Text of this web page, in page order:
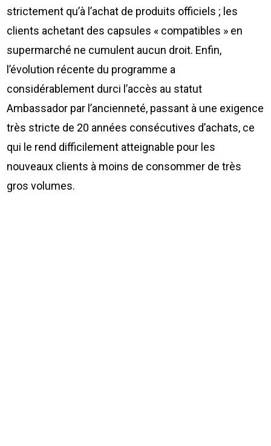
strictement qu’à l’achat de produits officiels ; les
clients achetant des capsules « compatibles » en
supermarché ne cumulent aucun droit. Enfin,
l’évolution récente du programme a
considérablement durci l’accès au statut
Ambassador par l’ancienneté, passant à une exigence
très stricte de 20 années consécutives d’achats, ce
qui le rend difficilement atteignable pour les
nouveaux clients à moins de consommer de très
gros volumes.